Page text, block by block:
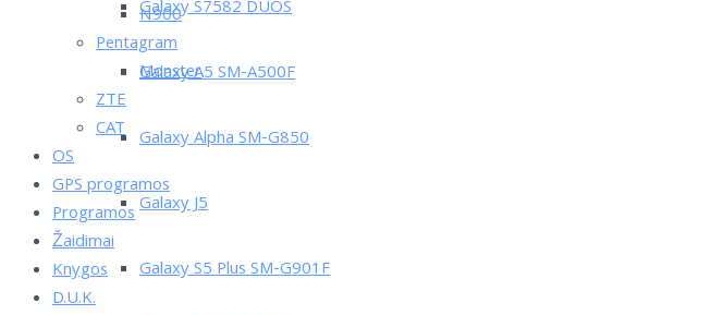
Galaxy S7582 DUOS
Galaxy A5 SM-A500F
Galaxy Alpha SM-G850
Galaxy J5
Galaxy S5 Plus SM-G901F
N900
Pentagram
Monster
ZTE
CAT
OS
GPS programos
Programos
Žaidimai
Knygos
D.U.K.